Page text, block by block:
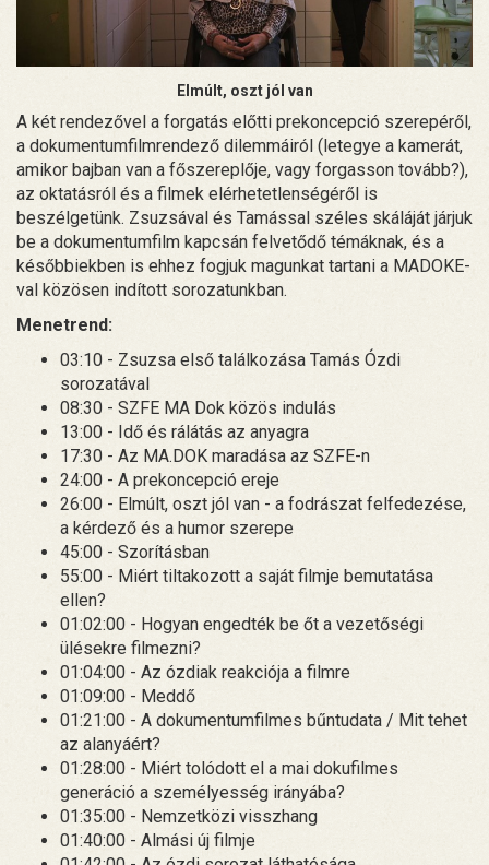
Elmúlt, oszt jól van
A két rendezővel a forgatás előtti prekoncepció szerepéről,
a dokumentumfilmrendező dilemmáiról (letegye a kamerát,
amikor bajban van a főszereplője, vagy forgasson tovább?),
az oktatásról és a filmek elérhetetlenségéről is
beszélgetünk. Zsuzsával és Tamással széles skáláját járjuk
be a dokumentumfilm kapcsán felvetődő témáknak, és a
későbbiekben is ehhez fogjuk magunkat tartani a MADOKE-
val közösen indított sorozatunkban.
Menetrend:
03:10 - Zsuzsa első találkozása Tamás Ózdi
sorozatával
08:30 - SZFE MA Dok közös indulás
13:00 - Idő és rálátás az anyagra
17:30 - Az MA.DOK maradása az SZFE-n
24:00 - A prekoncepció ereje
26:00 - Elmúlt, oszt jól van - a fodrászat felfedezése,
a kérdező és a humor szerepe
45:00 - Szorításban
55:00 - Miért tiltakozott a saját filmje bemutatása
ellen?
01:02:00 - Hogyan engedték be őt a vezetőségi
ülésekre filmezni?
01:04:00 - Az ózdiak reakciója a filmre
01:09:00 - Meddő
01:21:00 - A dokumentumfilmes bűntudata / Mit tehet
az alanyáért?
01:28:00 - Miért tolódott el a mai dokufilmes
generáció a személyesség irányába?
01:35:00 - Nemzetközi visszhang
01:40:00 - Almási új filmje